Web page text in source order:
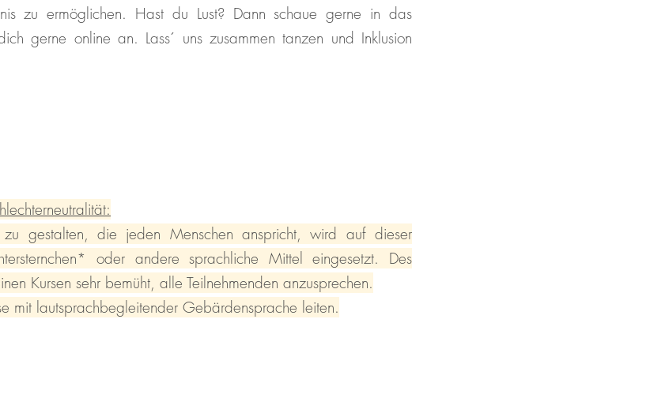
zu ermöglichen. Hast du Lust? Dann schaue gerne in das
gerne online an. Lass´ uns zusammen tanzen und Inklusion
gestalten, die jeden Menschen anspricht, wird auf dieser
oder andere sprachliche Mittel eingesetzt. Des
Kursen sehr bemüht, alle Teilnehmenden anzusprechen.
mit lautsprachbegleitender Gebärdensprache leiten.